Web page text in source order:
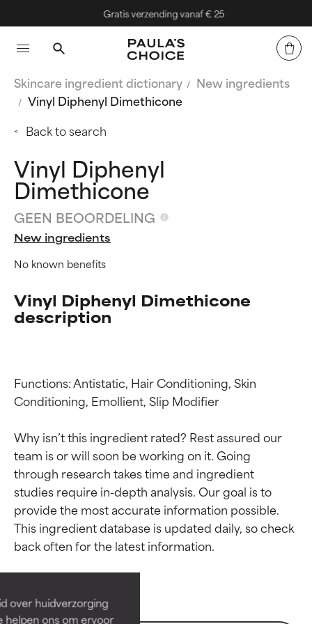
over huidverzorging
helpen ons om ervoor
Gratis verzending vanaf € 25
Skincare ingredient dictionary
New ingredients
Vinyl Diphenyl Dimethicone
Back to search
Vinyl Diphenyl
Dimethicone
GEEN BEOORDELING
New ingredients
No known benefits
Vinyl Diphenyl Dimethicone
description
Functions: Antistatic, Hair Conditioning, Skin
Conditioning, Emollient, Slip Modifier
Why isn’t this ingredient rated? Rest assured our
team is or will soon be working on it. Going
through research takes time and ingredient
studies require in-depth analysis. Our goal is to
provide the most accurate information possible.
This ingredient database is updated daily, so check
Beoordelingen van
ingrediënten
Bewezen en ondersteund door
onafhankelijk onderzoek.
Beoordelingen van
ingrediënten
Bewezen en ondersteund door
onafhankelijk onderzoek.